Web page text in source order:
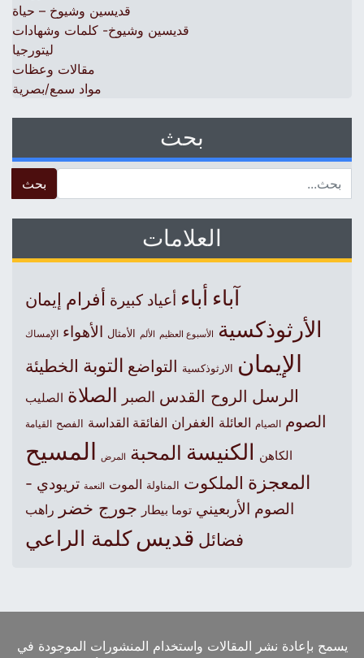
قديسين وشيوخ – حياة
قديسين وشيوخ- كلمات وشهادات
ليتورجيا
مقالات وعظات
مواد سمع/بصرية
بحث
العلامات
آباءأباء أعياد كبيرة أفرام إيمان
الأرثوذكسية الأسبوع العظيم الألم الأمثال الأهواء الإمساك
الإيمان الارثوذكسية التواضع التوبة الخطيئة
الرسل الروح القدس الصبر الصلاة الصليب
الصوم الصيام العائلة الغفران الفائقة القداسة الفصح القيامة
الكاهن الكنيسةالمحبة المرض المسيح
المعجزة الملكوت المناولة الموت النعمة تريودي -
الصوم الأربعيني توما بيطار جورج خضر راهب
فضائل قديس كلمة الراعي
يسمح بإعادة نشر المقالات واستخدام المنشورات الموجودة في